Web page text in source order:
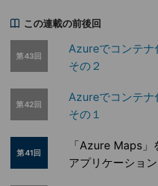
この連載の前後回
第43回
Azureでコンテナ
その２
第42回
Azureでコンテナ
その１
第41回
「Azure Maps
アプリケーショ